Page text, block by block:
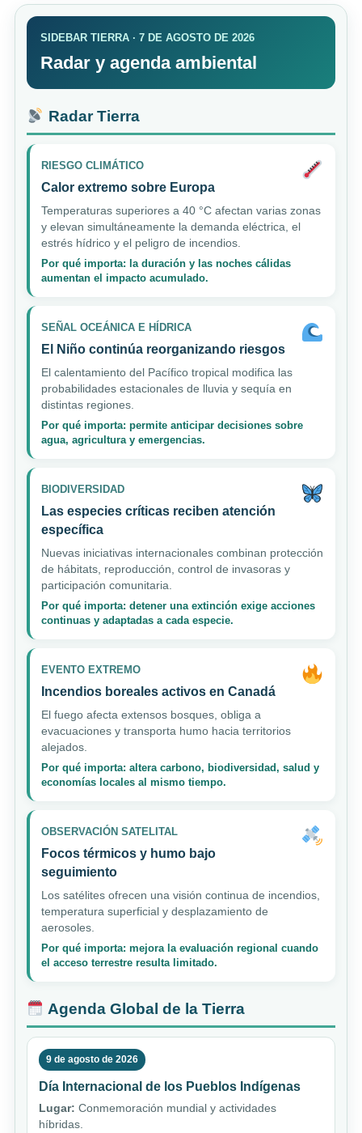
SIDEBAR TIERRA · 7 DE AGOSTO DE 2026
Radar y agenda ambiental
Radar Tierra
RIESGO CLIMÁTICO
Calor extremo sobre Europa
Temperaturas superiores a 40 °C afectan varias zonas
y elevan simultáneamente la demanda eléctrica, el
estrés hídrico y el peligro de incendios.
Por qué importa: la duración y las noches cálidas
aumentan el impacto acumulado.
SEÑAL OCEÁNICA E HÍDRICA
El Niño continúa reorganizando riesgos
El calentamiento del Pacífico tropical modifica las
probabilidades estacionales de lluvia y sequía en
distintas regiones.
Por qué importa: permite anticipar decisiones sobre
agua, agricultura y emergencias.
BIODIVERSIDAD
Las especies críticas reciben atención
específica
Nuevas iniciativas internacionales combinan protección
de hábitats, reproducción, control de invasoras y
participación comunitaria.
Por qué importa: detener una extinción exige acciones
continuas y adaptadas a cada especie.
EVENTO EXTREMO
Incendios boreales activos en Canadá
El fuego afecta extensos bosques, obliga a
evacuaciones y transporta humo hacia territorios
alejados.
Por qué importa: altera carbono, biodiversidad, salud y
economías locales al mismo tiempo.
OBSERVACIÓN SATELITAL
Focos térmicos y humo bajo
seguimiento
Los satélites ofrecen una visión continua de incendios,
temperatura superficial y desplazamiento de
aerosoles.
Por qué importa: mejora la evaluación regional cuando
el acceso terrestre resulta limitado.
Agenda Global de la Tierra
9 de agosto de 2026
Día Internacional de los Pueblos Indígenas
Lugar: Conmemoración mundial y actividades
híbridas.